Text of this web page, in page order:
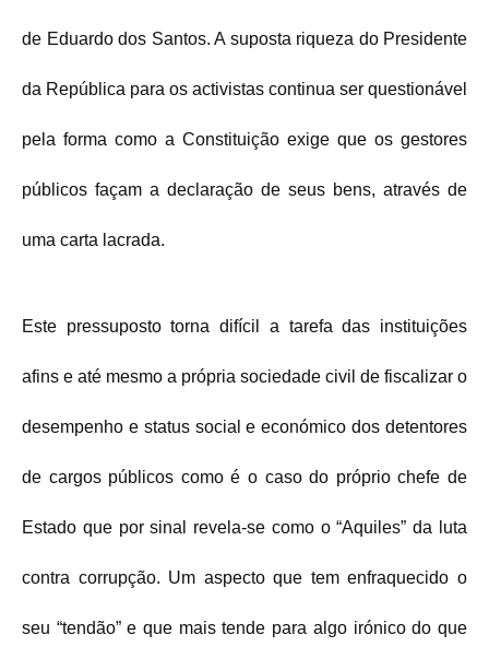
de Eduardo dos Santos. A suposta riqueza do Presidente
da República para os activistas continua ser questionável
pela forma como a Constituição exige que os gestores
públicos façam a declaração de seus bens, através de
uma carta lacrada.
Este pressuposto torna difícil a tarefa das instituições
afins e até mesmo a própria sociedade civil de fiscalizar o
desempenho e status social e económico dos detentores
de cargos públicos como é o caso do próprio chefe de
Estado que por sinal revela-se como o “Aquiles” da luta
contra corrupção. Um aspecto que tem enfraquecido o
seu “tendão” e que mais tende para algo irónico do que